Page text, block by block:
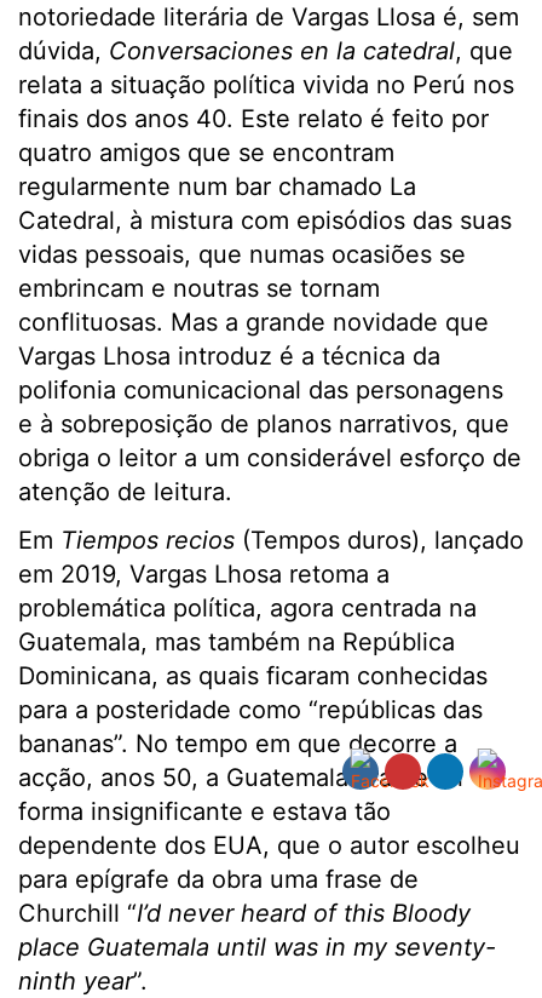
notoriedade literária de Vargas Llosa é, sem
dúvida, Conversaciones en la catedral, que
relata a situação política vivida no Perú nos
finais dos anos 40. Este relato é feito por
quatro amigos que se encontram
regularmente num bar chamado La
Catedral, à mistura com episódios das suas
vidas pessoais, que numas ocasiões se
embrincam e noutras se tornam
conflituosas. Mas a grande novidade que
Vargas Lhosa introduz é a técnica da
polifonia comunicacional das personagens
e à sobreposição de planos narrativos, que
obriga o leitor a um considerável esforço de
atenção de leitura.
Em Tiempos recios (Tempos duros), lançado
em 2019, Vargas Lhosa retoma a
problemática política, agora centrada na
Guatemala, mas também na República
Dominicana, as quais ficaram conhecidas
para a posteridade como “repúblicas das
bananas”. No tempo em que decorre a
acção, anos 50, a Guatemala era de tal
forma insignificante e estava tão
dependente dos EUA, que o autor escolheu
para epígrafe da obra uma frase de
Churchill “I’d never heard of this Bloody
place Guatemala until was in my seventy-
ninth year”.